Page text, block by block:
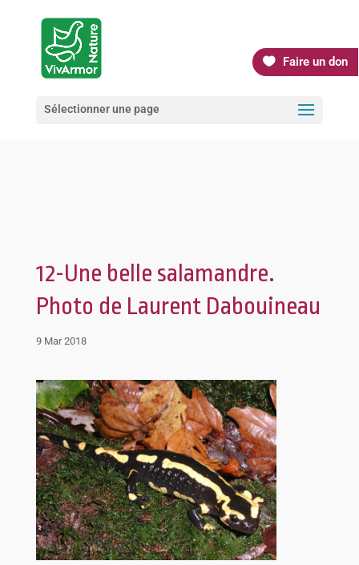
Faire un don
Sélectionner une page
12-Une belle salamandre.
Photo de Laurent Dabouineau
9 Mar 2018